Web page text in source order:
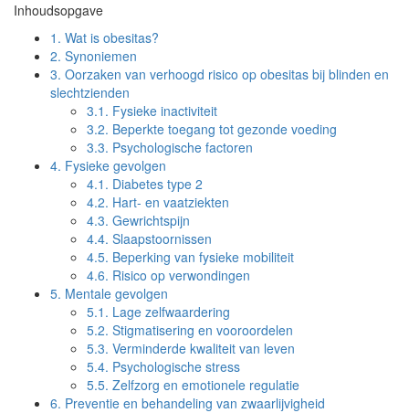
Inhoudsopgave
1. Wat is obesitas?
2. Synoniemen
3. Oorzaken van verhoogd risico op obesitas bij blinden en
slechtzienden
3.1. Fysieke inactiviteit
3.2. Beperkte toegang tot gezonde voeding
3.3. Psychologische factoren
4. Fysieke gevolgen
4.1. Diabetes type 2
4.2. Hart- en vaatziekten
4.3. Gewrichtspijn
4.4. Slaapstoornissen
4.5. Beperking van fysieke mobiliteit
4.6. Risico op verwondingen
5. Mentale gevolgen
5.1. Lage zelfwaardering
5.2. Stigmatisering en vooroordelen
5.3. Verminderde kwaliteit van leven
5.4. Psychologische stress
5.5. Zelfzorg en emotionele regulatie
6. Preventie en behandeling van zwaarlijvigheid